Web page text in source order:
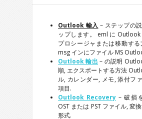
Outlook 輸入 – ステップの
ップします。 eml に Outlook
プロシージャまたは移動する
msg インにファイル MS
Outlook輸出 – の説明
順, エクスポートする方法
ル, カレンダー, メモ, 添付フ
項目.
Outlook Recovery – 破損
OST または PSTファイル, 変
形式.